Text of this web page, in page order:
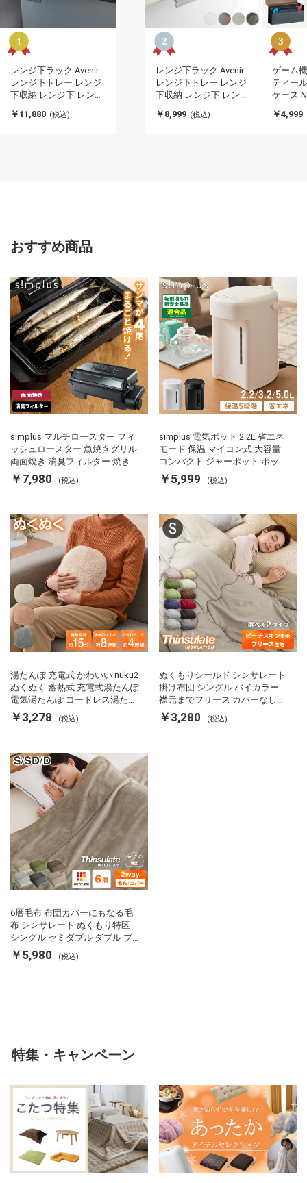
レンジ下ラック Avenir
レンジ下トレー レンジ
下収納 レンジ下 レンジ
ジボード キッチン収納
￥11,880 (税込)
レンジ下ラック Avenir
レンジ下トレー レンジ
下収納 レンジ下 レンジ
ジボード キッチン収納
￥8,999 (税込)
ゲーム
ティー
ケース
ンプル
￥4,999
おすすめ商品
simplus マルチロースター フィ
ッシュロースター 魚焼きグリル
両面焼き 消臭フィルター 焼き魚
両面ヒーター タイマー付き SP-
FRS01 マットブラック シンプラ
￥7,980 (税込)
simplus 電気ポット 2.2L 省エネ
モード 保温 マイコン式 大容量
コンパクト ジャーポット ポット
カルキ抜き 空焚き防止 温度調節
軽量 SP-PD22 シンプラス
￥5,999 (税込)
湯たんぽ 充電式 かわいい nuku2
ぬくぬく 蓄熱式 充電式湯たんぽ
電気湯たんぽ コードレス湯たん
ぽ エコ 節電 節約 省エネ 充電式
エコ電気あんか EWT-2143 スリ
￥3,278 (税込)
ぬくもりシールド シンサレート
掛け布団 シングル バイカラー
襟元までフリース カバーなしで
使える 軽い 丸洗い 断熱 保温 抗
菌防臭 洗える 防ダニ 軽量 ホコ
￥3,280 (税込)
6層毛布 布団カバーにもなる毛
布 シンサレート ぬくもり特区
シングル セミダブル ダブル ブ
ランケット 掛け布団カバー フラ
ンネル 保温 蓄熱 吸湿 発熱 断熱
￥5,980 (税込)
特集・キャンペーン